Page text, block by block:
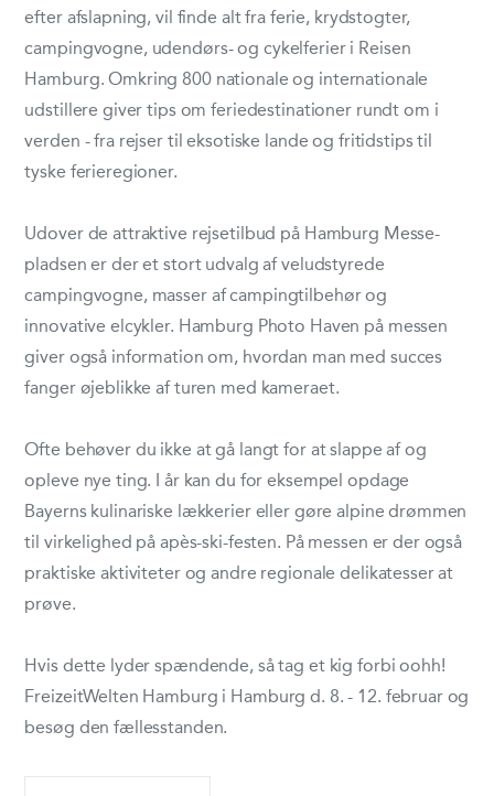
efter afslapning, vil finde alt fra ferie, krydstogter,
campingvogne, udendørs- og cykelferier i Reisen
Hamburg. Omkring 800 nationale og internationale
udstillere giver tips om feriedestinationer rundt om i
verden - fra rejser til eksotiske lande og fritidstips til
tyske ferieregioner.
Udover de attraktive rejsetilbud på Hamburg Messe-
pladsen er der et stort udvalg af veludstyrede
campingvogne, masser af campingtilbehør og
innovative elcykler. Hamburg Photo Haven på messen
giver også information om, hvordan man med succes
fanger øjeblikke af turen med kameraet.
Ofte behøver du ikke at gå langt for at slappe af og
opleve nye ting. I år kan du for eksempel opdage
Bayerns kulinariske lækkerier eller gøre alpine drømmen
til virkelighed på apès-ski-festen. På messen er der også
praktiske aktiviteter og andre regionale delikatesser at
prøve.
Hvis dette lyder spændende, så tag et kig forbi oohh!
FreizeitWelten Hamburg i Hamburg d. 8. - 12. februar og
besøg den fællesstanden.